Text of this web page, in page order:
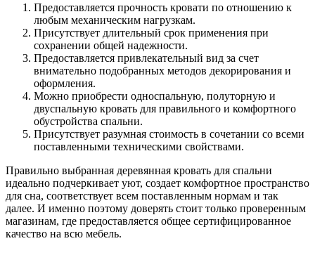
Предоставляется прочность кровати по отношению к
любым механическим нагрузкам.
Присутствует длительный срок применения при
сохранении общей надежности.
Предоставляется привлекательный вид за счет
внимательно подобранных методов декорирования и
оформления.
Можно приобрести односпальную, полуторную и
двуспальную кровать для правильного и комфортного
обустройства спальни.
Присутствует разумная стоимость в сочетании со всеми
поставленными техническими свойствами.
Правильно выбранная деревянная кровать для спальни
идеально подчеркивает уют, создает комфортное пространство
для сна, соответствует всем поставленным нормам и так
далее. И именно поэтому доверять стоит только проверенным
магазинам, где предоставляется общее сертифицированное
качество на всю мебель.